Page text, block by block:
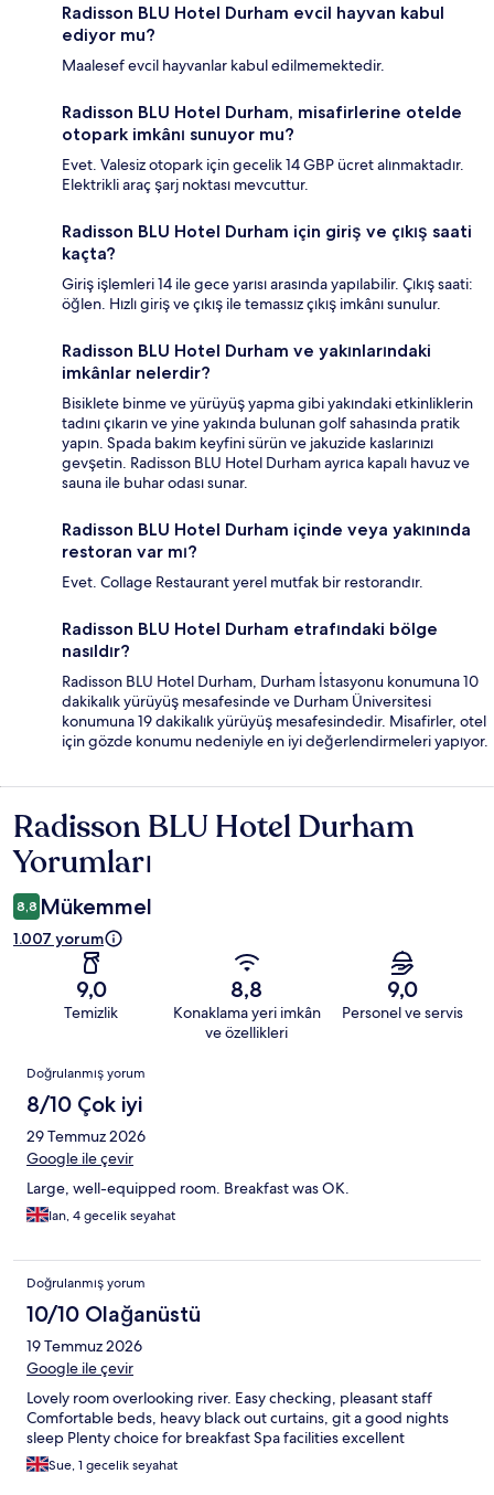
Radisson BLU Hotel Durham evcil hayvan kabul
ediyor mu?
Maalesef evcil hayvanlar kabul edilmemektedir.
Radisson BLU Hotel Durham, misafirlerine otelde
otopark imkânı sunuyor mu?
Evet. Valesiz otopark için gecelik 14 GBP ücret alınmaktadır.
Elektrikli araç şarj noktası mevcuttur.
Radisson BLU Hotel Durham için giriş ve çıkış saati
kaçta?
Giriş işlemleri 14 ile gece yarısı arasında yapılabilir. Çıkış saati:
öğlen. Hızlı giriş ve çıkış ile temassız çıkış imkânı sunulur.
Radisson BLU Hotel Durham ve yakınlarındaki
imkânlar nelerdir?
Bisiklete binme ve yürüyüş yapma gibi yakındaki etkinliklerin
tadını çıkarın ve yine yakında bulunan golf sahasında pratik
yapın. Spada bakım keyfini sürün ve jakuzide kaslarınızı
gevşetin. Radisson BLU Hotel Durham ayrıca kapalı havuz ve
sauna ile buhar odası sunar.
Radisson BLU Hotel Durham içinde veya yakınında
restoran var mı?
Evet. Collage Restaurant yerel mutfak bir restorandır.
Radisson BLU Hotel Durham etrafındaki bölge
nasıldır?
Radisson BLU Hotel Durham, Durham İstasyonu konumuna 10
dakikalık yürüyüş mesafesinde ve Durham Üniversitesi
konumuna 19 dakikalık yürüyüş mesafesindedir. Misafirler, otel
için gözde konumu nedeniyle en iyi değerlendirmeleri yapıyor.
Yorumlar
Radisson BLU Hotel Durham
Yorumları
8,8 Mükemmel
1.007 yorum
9,0
Temizlik
8,8
Konaklama yeri imkân
ve özellikleri
9,0
Personel ve servis
Yorumlar
Doğrulanmış yorum
8/10 Çok iyi
29 Temmuz 2026
Google ile çevir
Large, well-equipped room. Breakfast was OK.
Ian, 4 gecelik seyahat
Doğrulanmış yorum
10/10 Olağanüstü
19 Temmuz 2026
Google ile çevir
Lovely room overlooking river. Easy checking, pleasant staff
Comfortable beds, heavy black out curtains, git a good nights
sleep Plenty choice for breakfast Spa facilities excellent
Sue, 1 gecelik seyahat